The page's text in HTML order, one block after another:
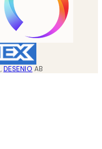
, DESENIO AB